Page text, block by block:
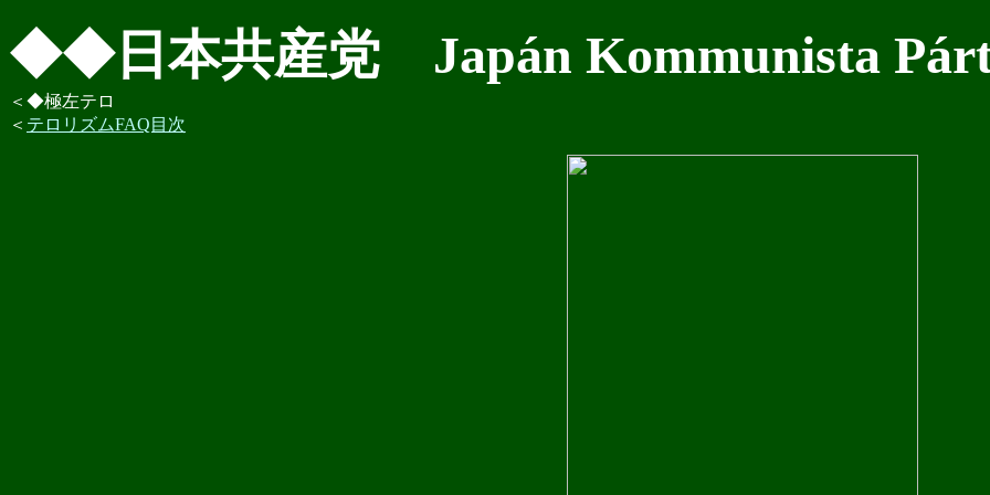
◆◆日本共産党 Japán Kommunista
＜◆極左テロ
＜ テロリズムFAQ目次